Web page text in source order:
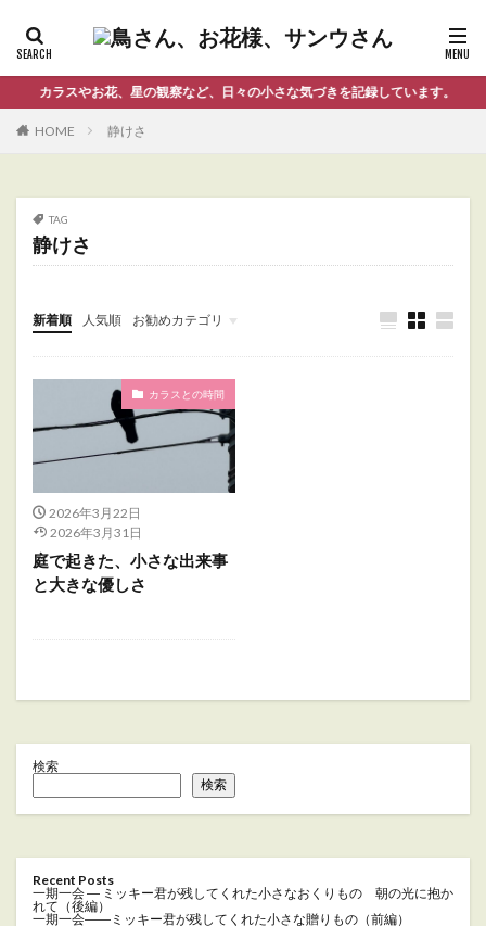
カラスやお花、星の観察など、日々の小さな気づきを記録しています。
HOME 静けさ
TAG
静けさ
新着順 人気順 お勧めカテゴリ
Uncategorized
カラスとの時間
2026年3月22日
2026年3月31日
庭で起きた、小さな出来事
と大きな優しさ
検索
検索
Recent Posts
一期一会 ― ミッキー君が残してくれた小さなおくりもの 朝の光に抱か
れて（後編）
一期一会――ミッキー君が残してくれた小さな贈りもの（前編）